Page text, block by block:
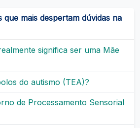
que mais despertam dúvidas na
significa ser uma Mãe
do autismo (TEA)?
de Processamento Sensorial